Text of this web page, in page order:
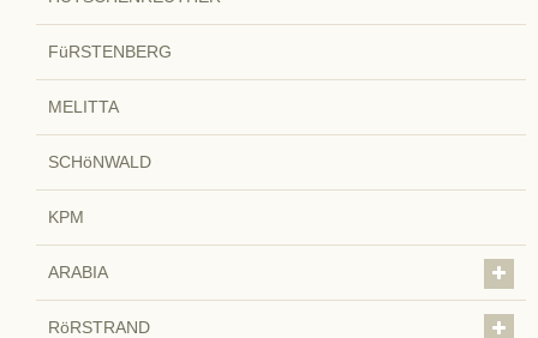
FüRSTENBERG
MELITTA
SCHöNWALD
KPM
ARABIA
RöRSTRAND